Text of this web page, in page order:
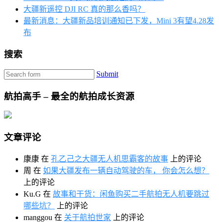
大疆新遥控 DJI RC 真的那么香吗？
最新消息：大疆新品培训通知已下发，Mini 3有望4.28发
布
搜索
Submit
航拍高手 – 最全的航拍成长资源
文章评论
康康 在 孔乙己之大疆无人机思霸客的故事 上的评论
周 在 如果大疆发布一辆自动驾驶的车， 你会怎么想？
上的评论
Ku.G 在 故事和干货：闲鱼购买二手航拍无人机要跳过
哪些坑？
上的评论
manggou 在 关于航拍世家 上的评论